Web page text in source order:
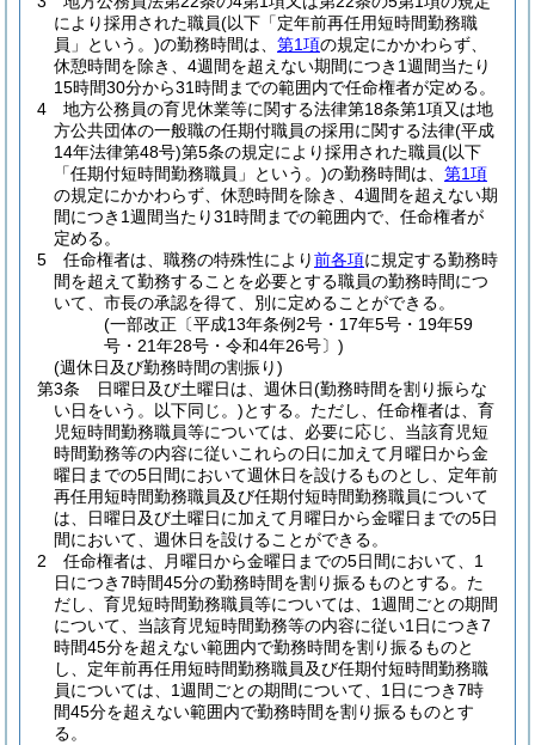
により採用された職員(以下「定年前再任用短時間勤務職
員」という。)の勤務時間は、 第1項の規定にかかわらず、
休憩時間を除き、4週間を超えない期間につき1週間当たり
15時間30分から31時間までの範囲内で任命権者が定める。
4
地方公務員の育児休業等に関する法律第18条第1項又は地
方公共団体の一般職の任期付職員の採用に関する法律(平成
14年法律第48号)第5条の規定により採用された職員(以下
「任期付短時間勤務職員」という。)の勤務時間は、 第1項
の規定にかかわらず、休憩時間を除き、4週間を超えない期
間につき1週間当たり31時間までの範囲内で、任命権者が
定める。
5
任命権者は、職務の特殊性により前各項に規定する勤務時
間を超えて勤務することを必要とする職員の勤務時間につ
いて、市長の承認を得て、別に定めることができる。
(一部改正〔平成13年条例2号・17年5号・19年59
号・21年28号・令和4年26号〕)
(週休日及び勤務時間の割振り)
第3条
日曜日及び土曜日は、週休日(勤務時間を割り振らな
い日をいう。以下同じ。)とする。 ただし、任命権者は、育
児短時間勤務職員等については、必要に応じ、当該育児短
時間勤務等の内容に従いこれらの日に加えて月曜日から金
曜日までの5日間において週休日を設けるものとし、定年前
再任用短時間勤務職員及び任期付短時間勤務職員について
は、日曜日及び土曜日に加えて月曜日から金曜日までの5日
間において、週休日を設けることができる。
2
任命権者は、月曜日から金曜日までの5日間において、1
日につき7時間45分の勤務時間を割り振るものとする。 た
だし、育児短時間勤務職員等については、1週間ごとの期間
について、当該育児短時間勤務等の内容に従い1日につき7
時間45分を超えない範囲内で勤務時間を割り振るものと
し、定年前再任用短時間勤務職員及び任期付短時間勤務職
員については、1週間ごとの期間について、1日につき7時
間45分を超えない範囲内で勤務時間を割り振るものとす
る。